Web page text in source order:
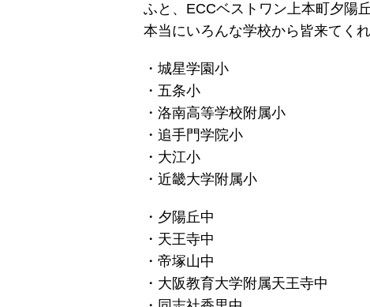
ふと、ECCベストワン上本町夕陽
本当にいろんな学校から皆来てく
・城星学園小
・五条小
・洛南高等学校附属小
・追手門学院小
・大江小
・近畿大学附属小
・夕陽丘中
・天王寺中
・帝塚山中
・大阪教育大学附属天王寺中